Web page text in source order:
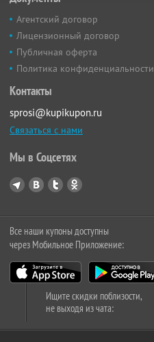
Агентский договор
Лицензионный договор
Публичная оферта
Политика конфиденциальности
Контакты
sprosi@kupikupon.ru
Связаться с нами
Мы в Соцсетях
Все наши купоны доступны
через Мобильное Приложение:
Ищите скидки поблизости,
не выходя из чата: